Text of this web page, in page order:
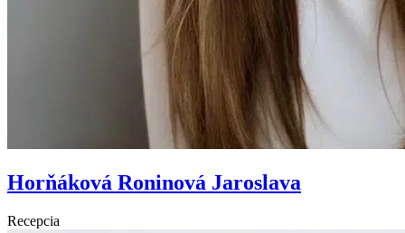
Horňáková Roninová Jaroslava
Recepcia